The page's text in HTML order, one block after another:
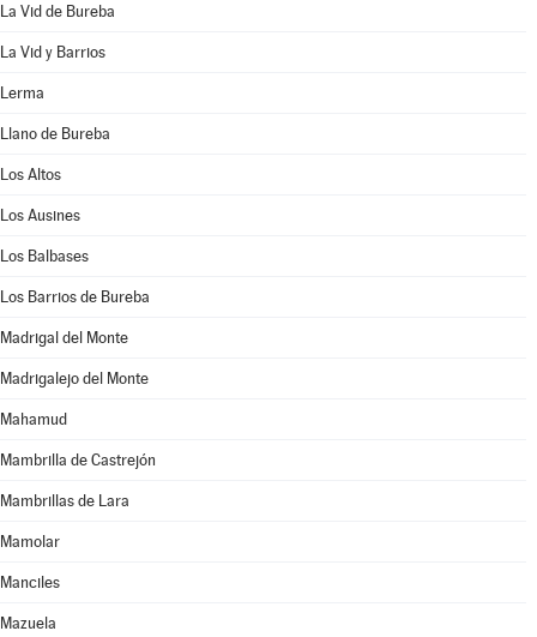
La Vid de Bureba
La Vid y Barrios
Lerma
Llano de Bureba
Los Altos
Los Ausines
Los Balbases
Los Barrios de Bureba
Madrigal del Monte
Madrigalejo del Monte
Mahamud
Mambrilla de Castrejón
Mambrillas de Lara
Mamolar
Manciles
Mazuela